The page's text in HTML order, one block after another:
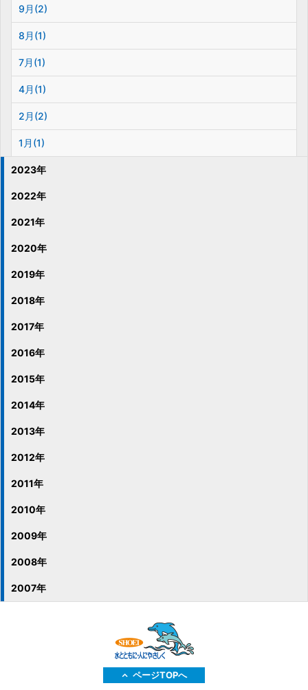
9月(2)
8月(1)
7月(1)
4月(1)
2月(2)
1月(1)
2023年
2022年
2021年
2020年
2019年
2018年
2017年
2016年
2015年
2014年
2013年
2012年
2011年
2010年
2009年
2008年
2007年
ページTOPへ